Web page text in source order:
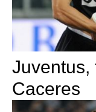
Juventus,
Caceres